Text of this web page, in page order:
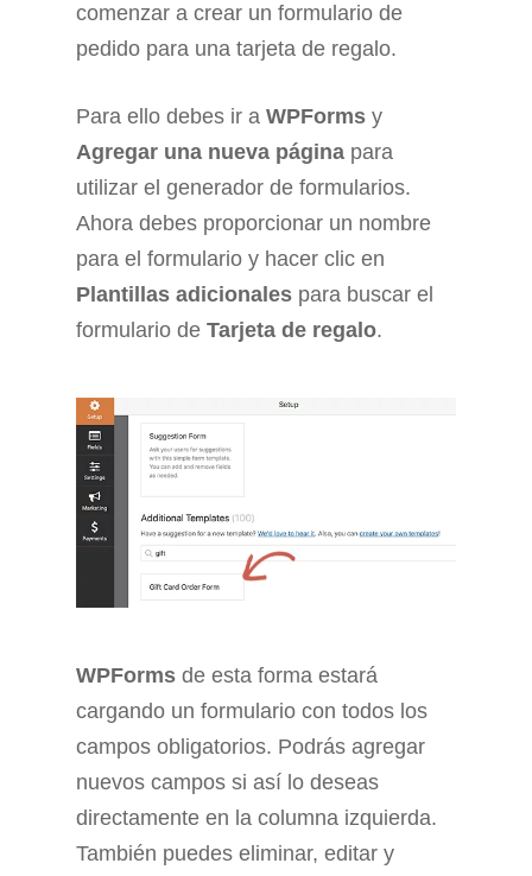
comenzar a crear un formulario de
pedido para una tarjeta de regalo.
Para ello debes ir a WPForms y
Agregar una nueva página para
utilizar el generador de formularios.
Ahora debes proporcionar un nombre
para el formulario y hacer clic en
Plantillas adicionales para buscar el
formulario de Tarjeta de regalo.
WPForms de esta forma estará
cargando un formulario con todos los
campos obligatorios. Podrás agregar
nuevos campos si así lo deseas
directamente en la columna izquierda.
También puedes eliminar, editar y